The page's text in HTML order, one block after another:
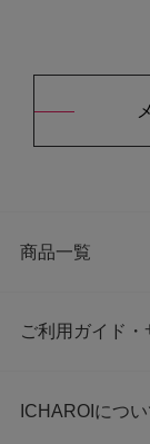
商品一覧
ご利用ガイド・
ICHAROIについ